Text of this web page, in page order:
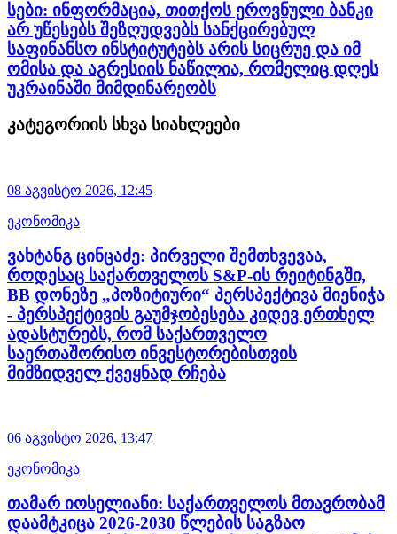
სები: ინფორმაცია, თითქოს ეროვნული ბანკი
არ უწესებს შეზღუდვებს სანქცირებულ
საფინანსო ინსტიტუტებს არის სიცრუე და იმ
ომისა და აგრესიის ნაწილია, რომელიც დღეს
უკრაინაში მიმდინარეობს
კატეგორიის სხვა სიახლეები
08 აგვისტო 2026, 12:45
ეკონომიკა
ვახტანგ ცინცაძე: პირველი შემთხვევაა,
როდესაც საქართველოს S&P-ის რეიტინგში,
BB დონეზე „პოზიტიური“ პერსპექტივა მიენიჭა
- პერსპექტივის გაუმჯობესება კიდევ ერთხელ
ადასტურებს, რომ საქართველო
საერთაშორისო ინვესტორებისთვის
მიმზიდველ ქვეყნად რჩება
06 აგვისტო 2026, 13:47
ეკონომიკა
თამარ იოსელიანი: საქართველოს მთავრობამ
დაამტკიცა 2026-2030 წლების საგზაო